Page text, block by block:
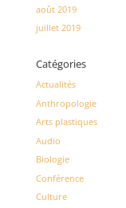
août 2019
juillet 2019
Catégories
Actualités
Anthropologie
Arts plastiques
Audio
Biologie
Conférence
Culture